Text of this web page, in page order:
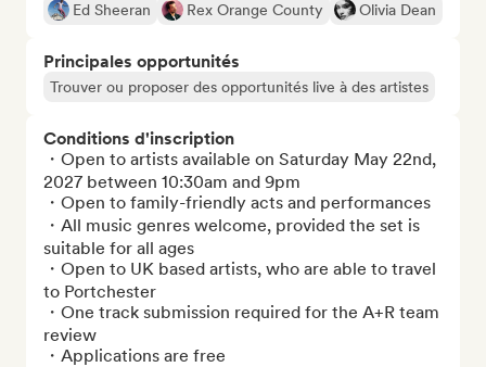
Ed Sheeran Rex Orange County Olivia Dean
Principales opportunités
Trouver ou proposer des opportunités live à des artistes
Conditions d'inscription
・Open to artists available on Saturday May 22nd,
2027 between 10:30am and 9pm
・Open to family-friendly acts and performances
・All music genres welcome, provided the set is
suitable for all ages
・Open to UK based artists, who are able to travel
to Portchester
・One track submission required for the A+R team
review
・Applications are free